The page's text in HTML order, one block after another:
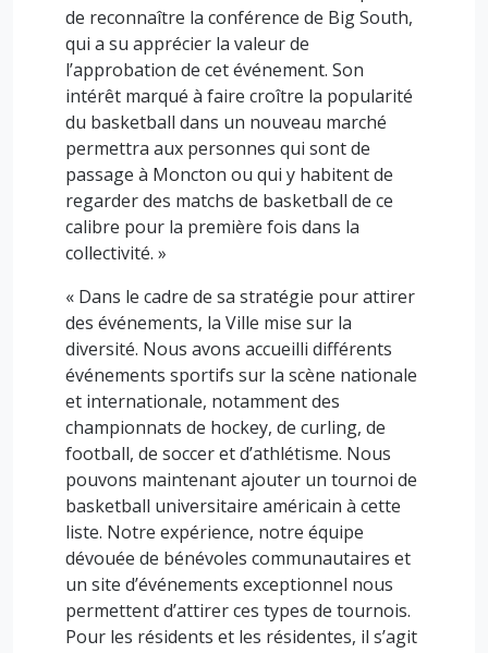
de reconnaître la conférence de Big South,
qui a su apprécier la valeur de
l’approbation de cet événement. Son
intérêt marqué à faire croître la popularité
du basketball dans un nouveau marché
permettra aux personnes qui sont de
passage à Moncton ou qui y habitent de
regarder des matchs de basketball de ce
calibre pour la première fois dans la
collectivité. »
« Dans le cadre de sa stratégie pour attirer
des événements, la Ville mise sur la
diversité. Nous avons accueilli différents
événements sportifs sur la scène nationale
et internationale, notamment des
championnats de hockey, de curling, de
football, de soccer et d’athlétisme. Nous
pouvons maintenant ajouter un tournoi de
basketball universitaire américain à cette
liste. Notre expérience, notre équipe
dévouée de bénévoles communautaires et
un site d’événements exceptionnel nous
permettent d’attirer ces types de tournois.
Pour les résidents et les résidentes, il s’agit